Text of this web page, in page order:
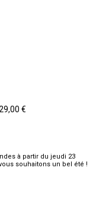
€
à partir du jeudi 23
souhaitons un bel été !